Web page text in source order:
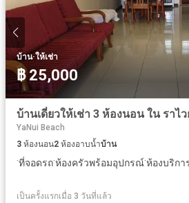
บ้าน·ให้เช่า
฿ 25,000
บ้านเดี่ยวให้เช่า 3 ห้องนอน ใน ราไว
YaNui Beach
3 ห้องนอน2 ห้องอาบน้ำบ้าน
·ที่จอดรถ·ห้องครัวพร้อมอุปกรณ์·ห้องบริกา
เป็นครั้งแรกเมื่อ 3 วันที่แล้ว